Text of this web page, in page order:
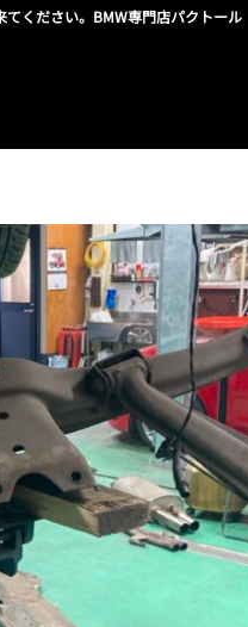
ください。BMW専門店パクトール